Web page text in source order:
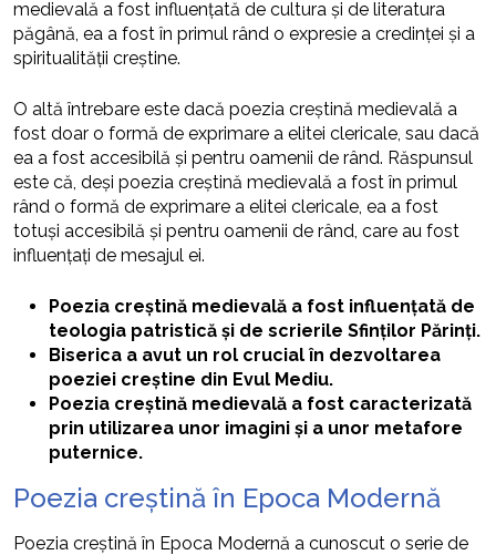
medievală a fost influențată de cultura și de literatura
păgână, ea a fost în primul rând o expresie a credinței și a
spiritualității creștine.
O altă întrebare este dacă poezia creștină medievală a
fost doar o formă de exprimare a elitei clericale, sau dacă
ea a fost accesibilă și pentru oamenii de rând. Răspunsul
este că, deși poezia creștină medievală a fost în primul
rând o formă de exprimare a elitei clericale, ea a fost
totuși accesibilă și pentru oamenii de rând, care au fost
influențați de mesajul ei.
Poezia creștină medievală a fost influențată de
teologia patristică și de scrierile Sfinților Părinți.
Biserica a avut un rol crucial în dezvoltarea
poeziei creștine din Evul Mediu.
Poezia creștină medievală a fost caracterizată
prin utilizarea unor imagini și a unor metafore
puternice.
Poezia creștină în Epoca Modernă
Poezia creștină în Epoca Modernă a cunoscut o serie de